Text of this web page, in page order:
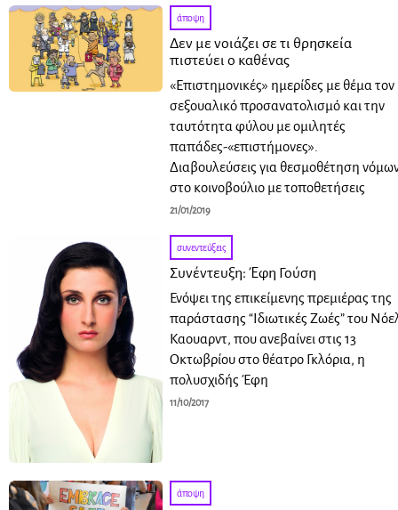
άποψη
Δεν με νοιάζει σε τι θρησκεία
πιστεύει ο καθένας
«Επιστημονικές» ημερίδες με θέμα τον
σεξουαλικό προσανατολισμό και την
ταυτότητα φύλου με ομιλητές
παπάδες-«επιστήμονες».
Διαβουλεύσεις για θεσμοθέτηση
στο κοινοβούλιο με τοποθετήσεις
21/01/2019
συνεντεύξεις
Συνέντευξη: Έφη Γούση
Ενόψει της επικείμενης πρεμιέρας της
παράστασης “Ιδιωτικές Ζωές” του
Καουαρντ, που ανεβαίνει στις 13
Οκτωβρίου στο θέατρο Γκλόρια, η
πολυσχιδής Έφη
11/10/2017
άποψη